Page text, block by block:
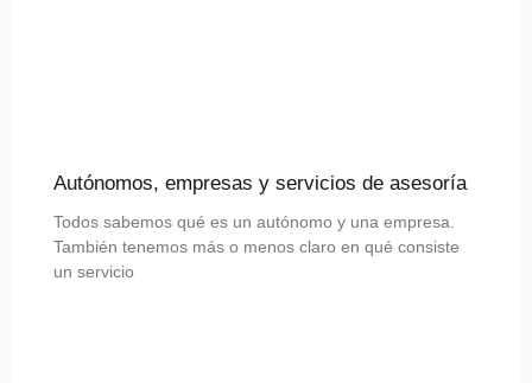
Autónomos, empresas y servicios de asesoría
Todos sabemos qué es un autónomo y una empresa.
También tenemos más o menos claro en qué consiste
un servicio